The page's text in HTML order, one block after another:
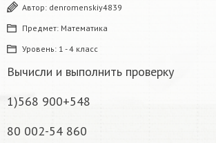
Автор: denromenskiy4839
Предмет: Математика
Уровень: 1 - 4 класс
Вычисли и выполнить проверку
1)568 900+548
80 002-54 860